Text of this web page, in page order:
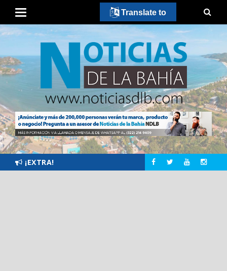
¡EXTRA!
Translate to